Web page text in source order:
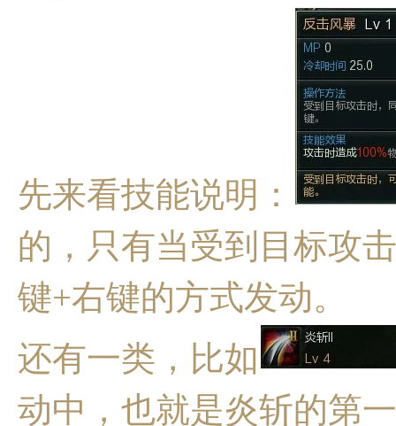
先来看技能说明：
的，只有当受到目标攻
键+右键的方式发动。
还有一类，比如
动中，也就是炎斩的第